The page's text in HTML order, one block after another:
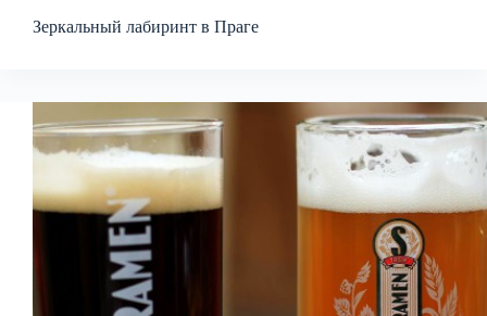
Зеркальный лабиринт в Праге